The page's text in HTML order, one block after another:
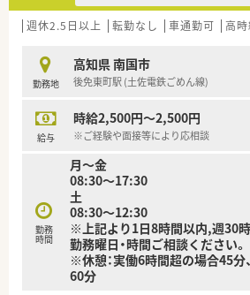
福利厚生サービス利用可能・スポー
暇制度・慶弔見舞金制度などがござい
e-ラーニング受講無料・ファーマシー
情報メディア「ファルマラボ」 などがご
■各種社会保険完備(雇用保険・社会保
で、安心してご就業いただけます。
■有給休暇も取得(6ヶ月以上勤務)可能
子の看護休暇・介護休暇が取得可能です。
★少しでも気になった方はお気軽にお
週休2.5日以上 転勤なし 車通勤可 高
勤務地
高知県 南国市
後免東町駅 (土佐電鉄ごめん線)
給与
時給2,500円～2,500円
※ご経験や面接等により応相談
勤務
時間
月～金
08:30～17:30
土
08:30～12:30
※上記より1日8時間以内,週30
勤務曜日・時間ご相談ください。
※休憩：実働6時間超の場合45分
60分